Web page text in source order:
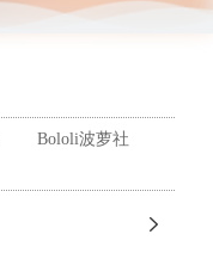
Bololi波萝社